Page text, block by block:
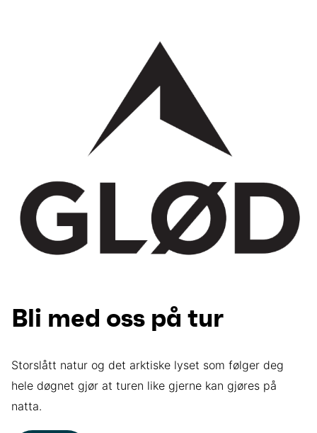
Bli med oss på tur
Storslått natur og det arktiske lyset som følger deg
hele døgnet gjør at turen like gjerne kan gjøres på
natta.